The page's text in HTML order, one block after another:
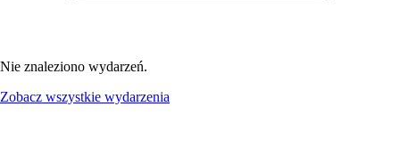
Nie znaleziono wydarzeń.
Zobacz wszystkie wydarzenia